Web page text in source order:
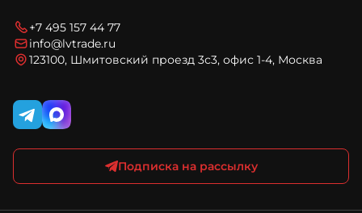
Соглашение на обработку персональных данных
Политика конфиденциальности и обработки
персональных данных
Карта сайта
Подписка на рассылку
+7 495 157 44 77
info@lvtrade.ru
123100, Шмитовский проезд 3с3, офис 1-4, Москва